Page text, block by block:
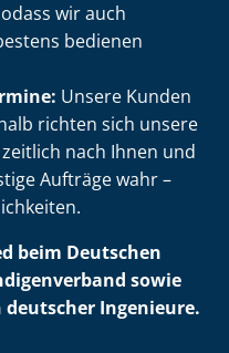
wir auch
bedienen
Unsere Kunden
richten sich unsere
nach Ihnen und
Aufträge wahr –
beim Deutschen
sowie
Ingenieure.